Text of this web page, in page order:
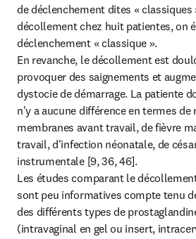
de déclenchement dites « classiques
décollement chez huit patientes, on
déclenchement « classique ».
En revanche, le décollement est
provoquer des saignements et
dystocie de démarrage. La patiente
n'y a aucune différence en termes de
membranes avant travail, de fièvre
travail, d'infection néonatale, de
instrumentale [9, 36, 46].
Les études comparant le
sont peu informatives compte tenu
des différents types de
(intravaginal en gel ou insert,